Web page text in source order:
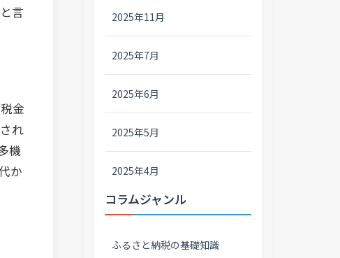
言
金
れ
機
か
2025年11月
2025年7月
2025年6月
2025年5月
2025年4月
コラムジャンル
ふるさと納税の基礎知識